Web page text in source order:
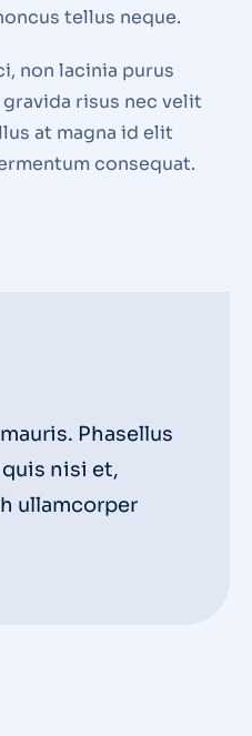
tellus neque.
non lacinia purus
risus nec velit
at magna id elit
consequat.
Phasellus
nisi et,
ullamcorper